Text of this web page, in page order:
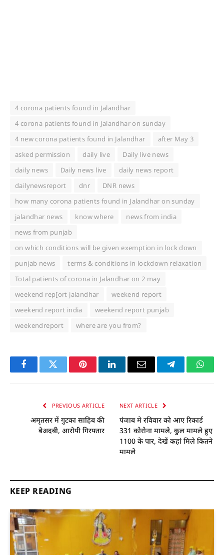
4 corona patients found in Jalandhar
4 corona patients found in Jalandhar on sunday
4 new corona patients found in Jalandhar
after May 3
asked permission
daily live
Daily live news
daily news
Daily news live
daily news report
dailynewsreport
dnr
DNR news
how many corona patients found in Jalandhar on sunday
jalandhar news
know where
news from india
news from punjab
on which conditions will be given exemption in lock down
punjab news
terms & conditions in lockdown relaxation
Total patients of corona in Jalandhar on 2 may
weekend rep[ort jalandhar
weekend report
weekend report india
weekend report punjab
weekendreport
where are you from?
FacebookTwitter PinterestLinkedInEmail Telegram
PREVIOUS ARTICLE
अमृतसर में गुटका साहिब की
बेअदबी, आरोपी गिरफ्तार
NEXT ARTICLE
पंजाब मे रविवार को आए रिकार्ड
331 कोरोना मामले, कुल मामले हुए
1100 के पार, देखें कहां मिले कितने
मामले
KEEP READING